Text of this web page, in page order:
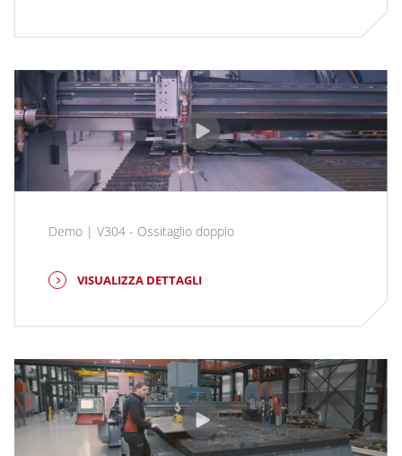
Demo | V304 - Ossitaglio doppio
VISUALIZZA DETTAGLI